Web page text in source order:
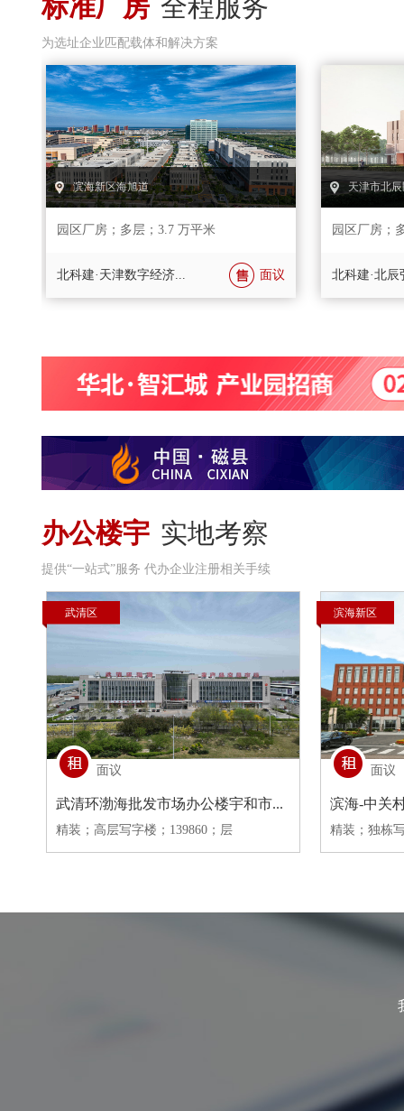
标准厂房 全程服务
为选址企业匹配载体和解决方案
滨海新区海旭道
园区厂房 ； 多层 ；3.7 万平米
面议
北科建·天津数字经济...
天津市北
园区厂房 ；
北科建·北
办公楼宇 实地考察
提供“一站式”服务 代办企业注册相关手续
武清区
面议
武清环渤海批发市场办公楼宇和市...
精装 ； 高层写字楼 ；139860；层
滨海新区
面议
滨海-中关
精装 ； 独栋